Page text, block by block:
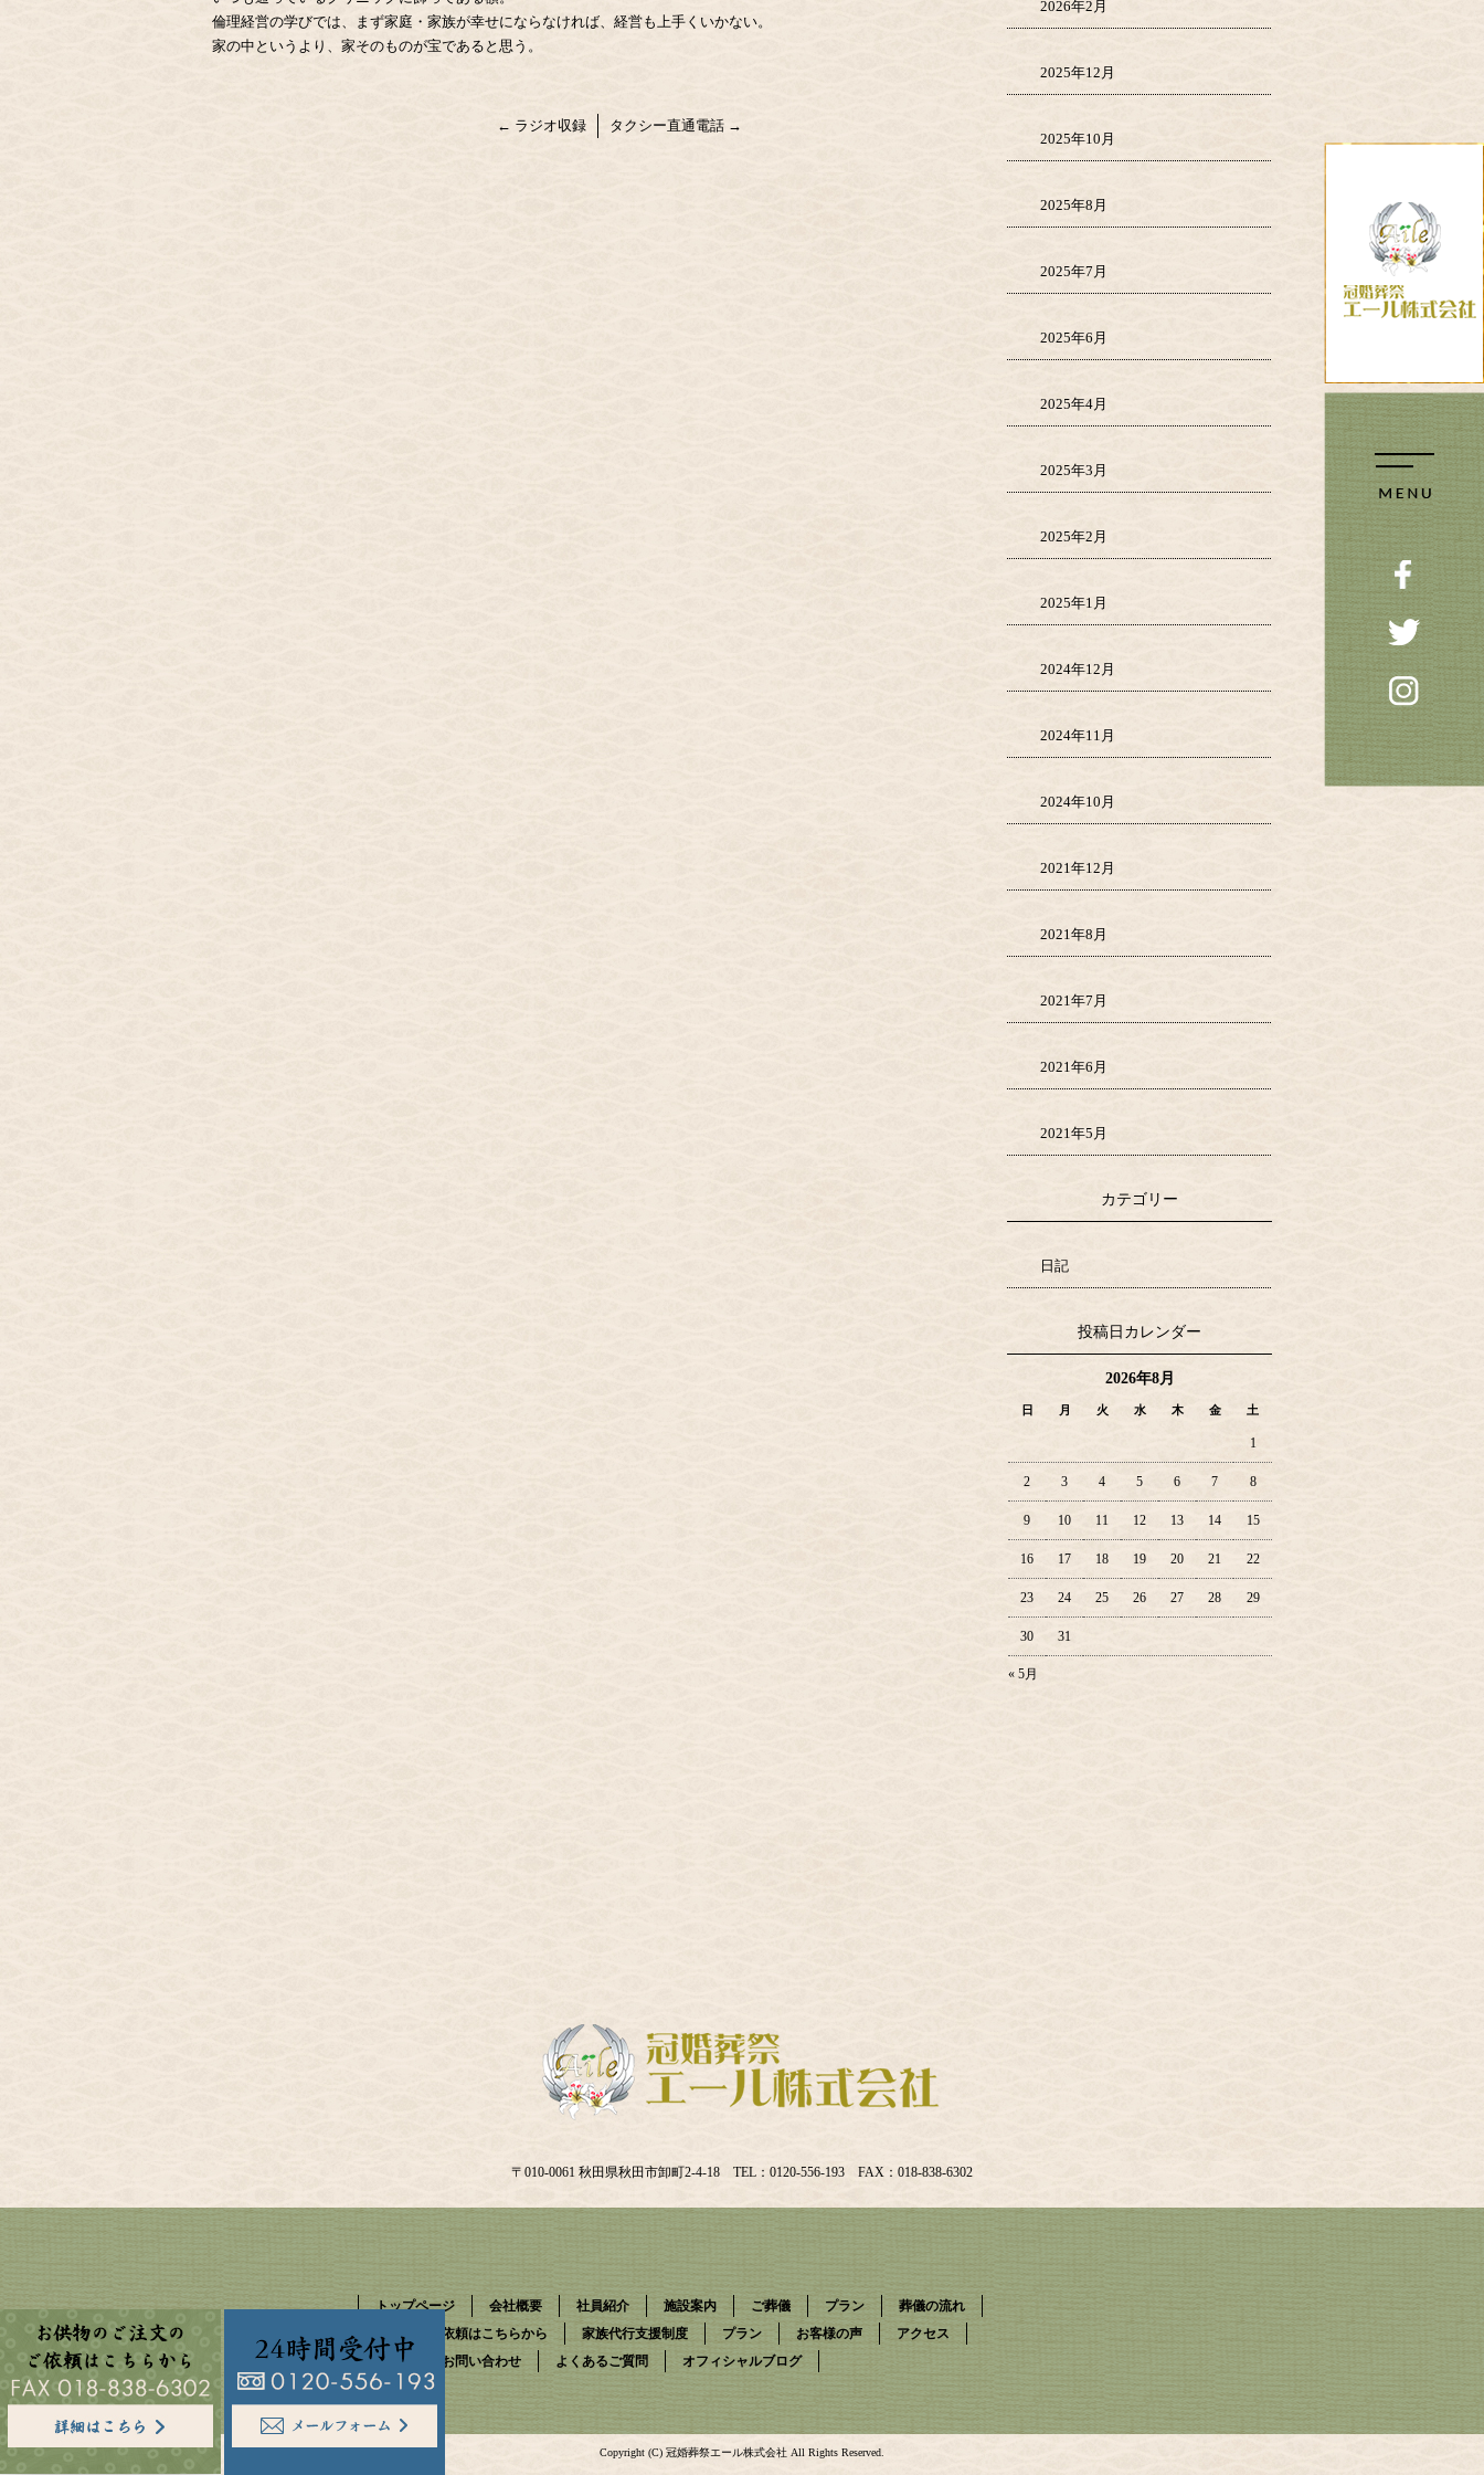
倫理経営の学びでは、まず家庭・家族が幸せにならなければ、経営も上手くいかない。
家の中というより、家そのものが宝であると思う。
← ラジオ収録 タクシー直通電話 →
2026年2月
2025年12月
2025年10月
2025年8月
2025年7月
2025年6月
2025年4月
2025年3月
2025年2月
2025年1月
2024年12月
2024年11月
2024年10月
2021年12月
2021年8月
2021年7月
2021年6月
2021年5月
カテゴリー
日記
投稿日カレンダー
2026年8月
日 月 火 水 木 金 土
« 5月
1
2 3 4 5 6 7 8
9 10 11 12 13 14 15
16 17 18 19 20 21 22
23 24 25 26 27 28 29
30 31
トップページ 会社概要 社員紹介 施設案内 ご葬儀 プラン
葬儀の流れ
お供物のご依頼はこちらから
家族代行支援制度 プラン お客様の声
アクセス
資料請求・お問い合わせ
よくあるご質問 オフィシャルブログ
〒010-0061 秋田県秋田市卸町2-4-18 TEL：0120-556-193 FAX：018-838-6302
Copyright (C) 冠婚葬祭エール株式会社 All Rights Reserved.